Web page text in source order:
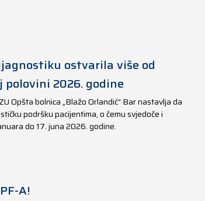
ostvarila više od
polovini 2026. godine
Opšta bolnica „Blažo Orlandić“ Bar nastavlja da
podršku pacijentima, o čemu svjedoče i
do 17. juna 2026. godine.
A!